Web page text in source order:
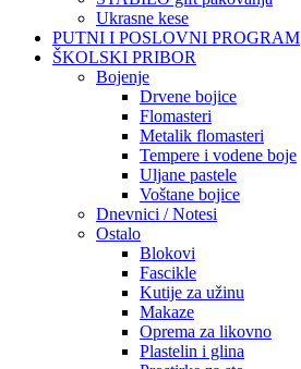
Ukrasne kese
PUTNI I POSLOVNI PROGRAM
ŠKOLSKI PRIBOR
Bojenje
Drvene bojice
Flomasteri
Metalik flomasteri
Tempere i vodene boje
Uljane pastele
Voštane bojice
Dnevnici / Notesi
Ostalo
Blokovi
Fascikle
Kutije za užinu
Makaze
Oprema za likovno
Plastelin i glina